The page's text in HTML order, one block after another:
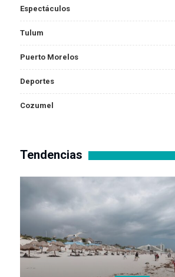
Espectáculos
Tulum
Puerto Morelos
Deportes
Cozumel
Tendencias